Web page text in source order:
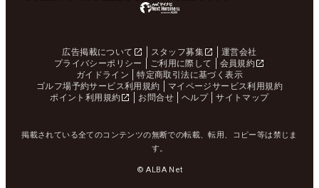
広告掲載について スタッフ募集
運営会社
プライバシーポリシー
ご利用に際して
会員規約
ガイドライン
特定商取引法に基づく表示
ゴルフ場予約サービス利用規約
マイページサービス利用規約
ポイント利用規約
お問合せ ヘルプ サイトマップ
掲載されている全てのコンテンツの無断での転載、転用、コピー等は禁じま
す。
© ALBA Net